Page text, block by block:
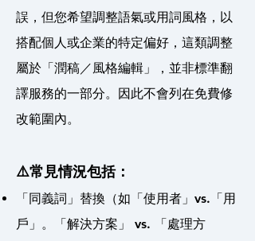
誤，但您希望調整語氣或用詞風格，以
搭配個人或企業的特定偏好，這類調整
屬於「潤稿／風格編輯」，並非標準翻
譯服務的一部分。因此不會列在免費修
改範圍內。
⚠️常見情況包括：
「同義詞」替換（如「使用者」vs.「用
戶」。「解決方案」 vs. 「處理方